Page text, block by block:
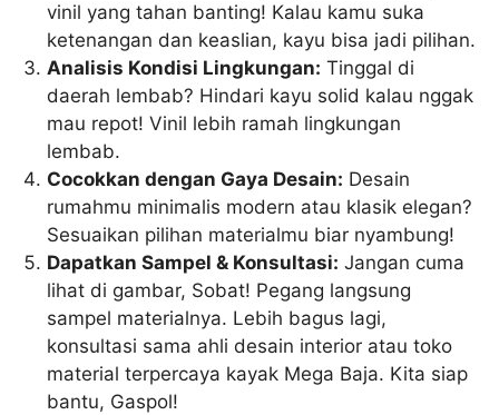
vinil yang tahan banting! Kalau kamu suka
ketenangan dan keaslian, kayu bisa jadi pilihan.
Analisis Kondisi Lingkungan: Tinggal di
daerah lembab? Hindari kayu solid kalau nggak
mau repot! Vinil lebih ramah lingkungan
lembab.
Cocokkan dengan Gaya Desain: Desain
rumahmu minimalis modern atau klasik elegan?
Sesuaikan pilihan materialmu biar nyambung!
Dapatkan Sampel & Konsultasi: Jangan cuma
lihat di gambar, Sobat! Pegang langsung
sampel materialnya. Lebih bagus lagi,
konsultasi sama ahli desain interior atau toko
material terpercaya kayak Mega Baja. Kita siap
bantu, Gaspol!